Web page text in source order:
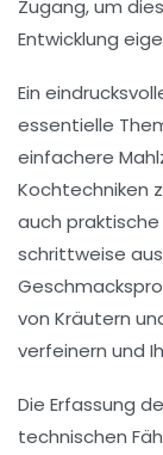
Zugang, um
Entwicklung
Ein
essentielle
einfachere
Kochtechniken
auch
schrittweise
von Kräutern
verfeinern und
Die Erfassung
technischen